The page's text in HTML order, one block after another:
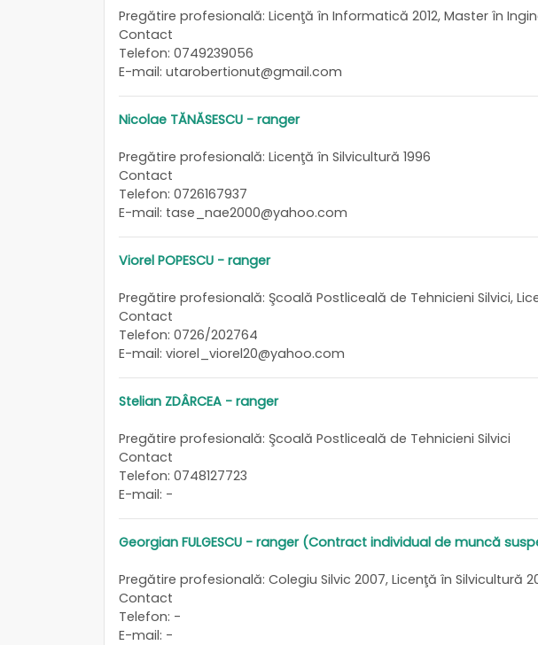
Pregătire profesională: Licenţă în Informatică 2012, Master în
Contact
Telefon: 0749239056
E-mail: utarobertionut@gmail.com
Nicolae TĂNĂSESCU - ranger
Pregătire profesională: Licenţă în Silvicultură 1996
Contact
Telefon: 0726167937
E-mail: tase_nae2000@yahoo.com
Viorel POPESCU - ranger
Pregătire profesională: Şcoală Postliceală de Tehnicieni Silvici,
Contact
Telefon: 0726/202764
E-mail: viorel_viorel20@yahoo.com
Stelian ZDÂRCEA - ranger
Pregătire profesională: Şcoală Postliceală de Tehnicieni Silvici
Contact
Telefon: 0748127723
E-mail: -
Georgian FULGESCU - ranger (Contract individual de muncă
Pregătire profesională: Colegiu Silvic 2007, Licenţă în Silvicultură
Contact
Telefon: -
E-mail: -